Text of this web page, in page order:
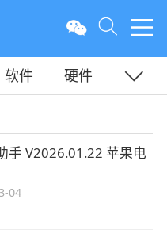
软件
硬件
手 V2026.01.22 苹果电
04